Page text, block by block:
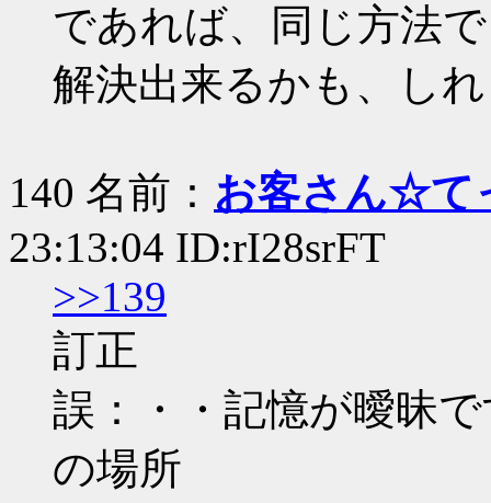
であれば、同じ方法で
解決出来るかも、し
140 名前： お客さん☆て
23:13:04 ID:rI28srFT
>>139
訂正
誤：・・記憶が曖昧
の場所